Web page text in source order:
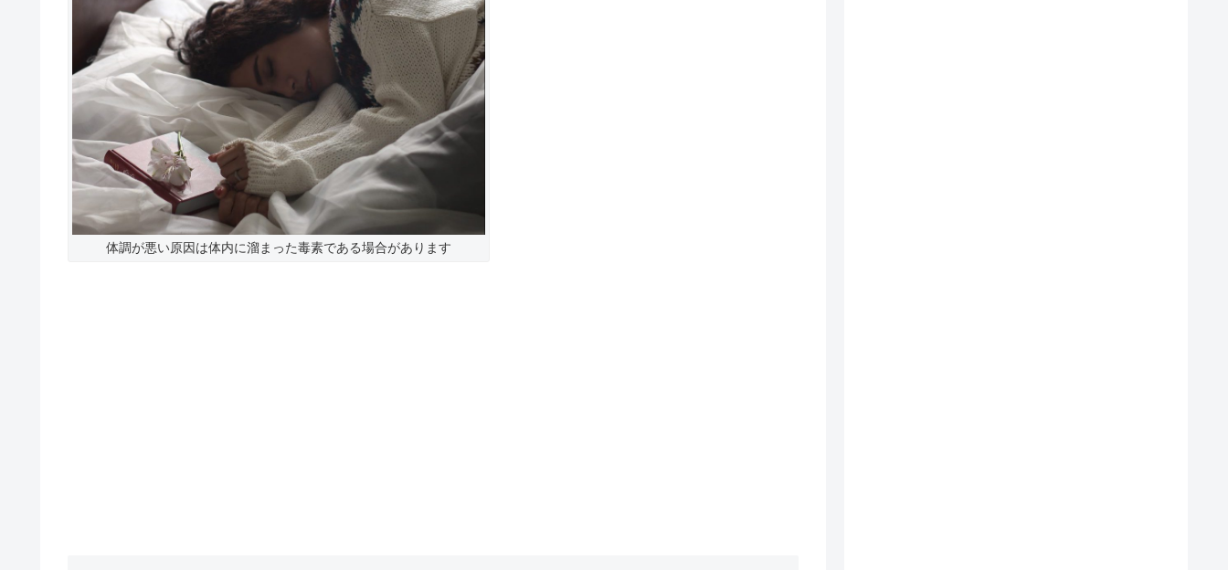
体調が悪い原因は体内に溜まった毒素である場合があります